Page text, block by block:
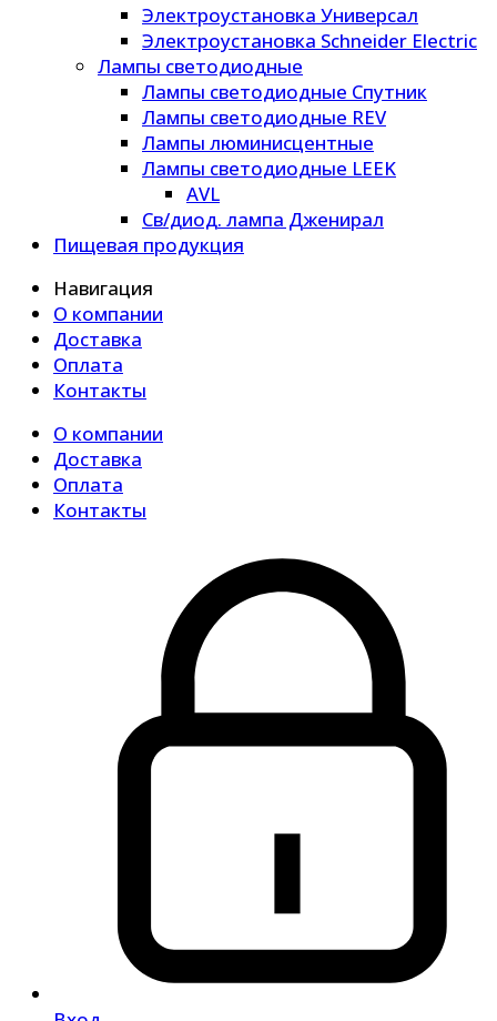
Электроустановка Универсал
Электроустановка Schneider Electric
Лампы светодиодные
Лампы светодиодные Спутник
Лампы светодиодные REV
Лампы люминисцентные
Лампы светодиодные LEEK
AVL
Св/диод. лампа Дженирал
Пищевая продукция
Навигация
О компании
Доставка
Оплата
Контакты
О компании
Доставка
Оплата
Контакты